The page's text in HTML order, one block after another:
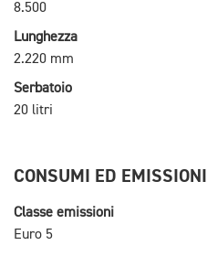
8.500
Lunghezza
2.220 mm
Serbatoio
20 litri
CONSUMI ED EMISSIONI
Classe emissioni
Euro 5